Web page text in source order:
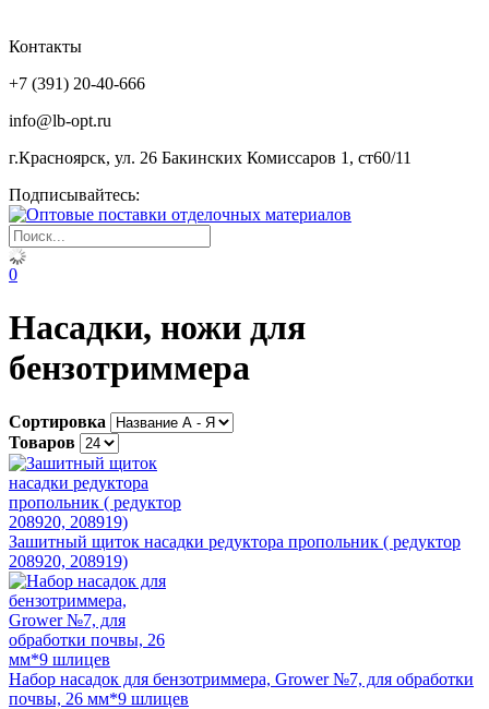
Контакты
+7 (391) 20-40-666
info@lb-opt.ru
г.Красноярск, ул. 26 Бакинских Комиссаров 1, ст60/11
Подписывайтесь:
0
Насадки, ножи для
бензотриммера
Сортировка
Товаров
Зашитный щиток насадки редуктора пропольник ( редуктор
208920, 208919)
Набор насадок для бензотриммера, Grower №7, для обработки
почвы, 26 мм*9 шлицев